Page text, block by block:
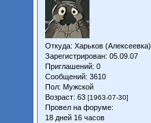
Откуда: Харьков (Алексеевка)
Зарегистрирован: 05.09.07
Приглашений: 0
Сообщений: 3610
Пол: Мужской
Возраст: 63 [1963-07-30]
Провел на форуме:
18 дней 16 часов